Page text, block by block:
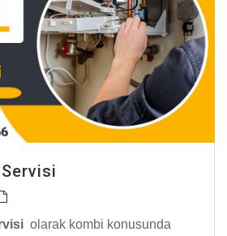
olarak kombi konusunda